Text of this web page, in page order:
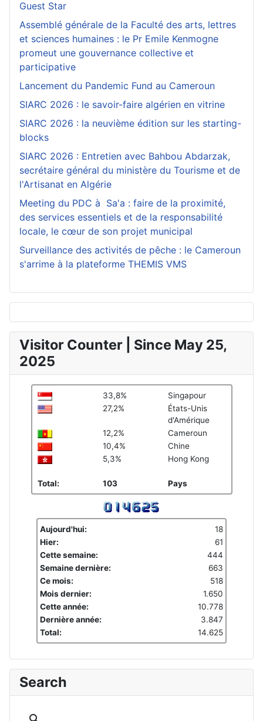
Guest Star
Assemblé générale de la Faculté des arts, lettres
et sciences humaines : le Pr Emile Kenmogne
promeut une gouvernance collective et
participative
Lancement du Pandemic Fund au Cameroun
SIARC 2026 : le savoir-faire algérien en vitrine
SIARC 2026 : la neuvième édition sur les starting-
blocks
SIARC 2026 : Entretien avec Bahbou Abdarzak,
secrétaire général du ministère du Tourisme et de
l'Artisanat en Algérie
Meeting du PDC à Sa'a : faire de la proximité,
des services essentiels et de la responsabilité
locale, le cœur de son projet municipal
Surveillance des activités de pêche : le Cameroun
s'arrime à la plateforme THEMIS VMS
Visitor Counter | Since May 25,
2025
33,8%
Singapour
27,2%
États-Unis
d'Amérique
12,2%
Cameroun
10,4%
Chine
5,3%
Hong Kong
Total: 103 Pays
Aujourd'hui:
18
Hier:
61
Cette semaine:
444
Semaine dernière:
663
Ce mois:
518
Mois dernier:
1.650
Cette année:
10.778
Dernière année:
3.847
Total:
14.625
Search